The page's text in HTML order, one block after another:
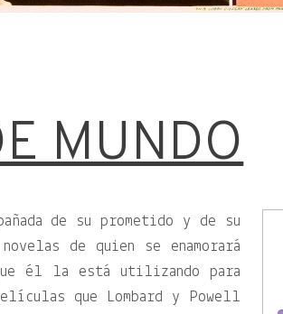
MUNDO
de su prometido y de su
de quien se enamorará
él la está utilizando para
que Lombard y Powell